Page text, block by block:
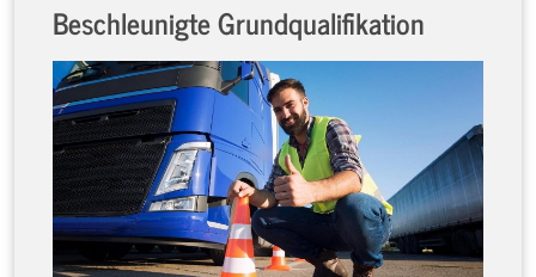
Beschleunigte Grundqualifikation